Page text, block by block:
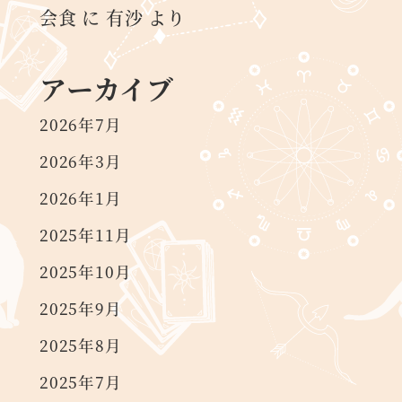
会食 に 有沙より
アーカイブ
2026年7月
2026年3月
2026年1月
2025年11月
2025年10月
2025年9月
2025年8月
2025年7月